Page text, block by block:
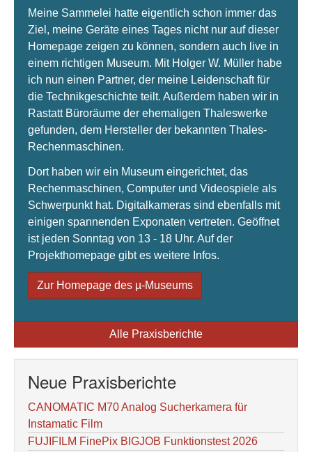
Meine Sammelei hatte eigentlich schon immer das
Ziel, meine Geräte eines Tages nicht nur auf dieser
Homepage zeigen zu können, sondern auch live in
einem richtigen Museum. Mit Holger W. Müller habe
ich nun einen Partner, der meine Leidenschaft für
die Technikgeschichte teilt. Außerdem haben wir in
Rastatt Büroräume der ehemaligen Thaleswerke
gefunden, dem Hersteller der bekannten Thales-
Rechenmaschinen.
Dort haben wir ein Museum eingerichtet, das
Rechenmaschinen, Computer und Videospiele als
Schwerpunkt hat. Digitalkameras sind ebenfalls mit
einigen spannenden Exponaten vertreten. Geöffnet
ist jeden Sonntag von 13 - 18 Uhr. Auf der
Projekthomepage gibt es weitere Infos.
Zur Homepage des µ-Museums
Alle Praxisberichte
Neue Praxisberichte
CANOMATIC M70 Analog Sucherkamera für
Instamatic Film
FUJIFILM FinePix BIGJOB Funktionstest 2026